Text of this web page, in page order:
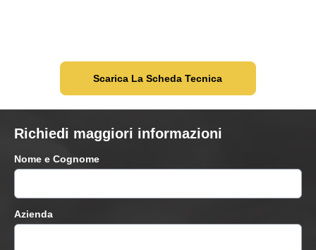
Scarica La Scheda Tecnica
Richiedi maggiori informazioni
Nome e Cognome
Azienda